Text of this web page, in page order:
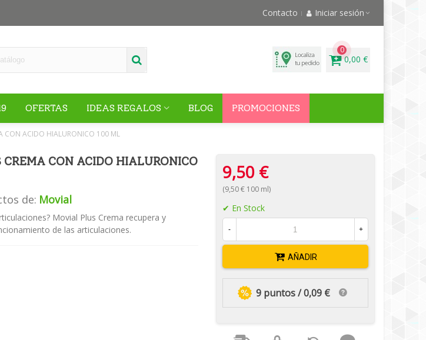
Contacto Iniciar sesión
0
0,00 €
OFERTAS IDEAS REGALOS BLOG PROMOCIONES
CON ACIDO HIALURONICO 100 ML
CON ACIDO HIALURONICO
de: Movial
Movial Plus Crema recupera y
de las articulaciones.
9,50 €
(9,50 € 100 ml)
En Stock
- +
AÑADIR
9 puntos / 0,09 €